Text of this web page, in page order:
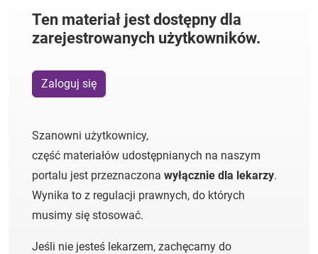
Ten materiał jest dostępny dla
zarejestrowanych użytkowników.
Zaloguj się
Szanowni użytkownicy,
część materiałów udostępnianych na naszym
portalu jest przeznaczona wyłącznie dla lekarzy.
Wynika to z regulacji prawnych, do których
musimy się stosować.
Jeśli nie jesteś lekarzem, zachęcamy do